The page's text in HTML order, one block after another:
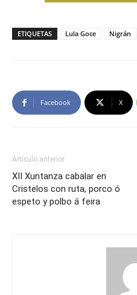
ETIQUETAS Lula Goce Nigrán
Facebook X
Artículo anterior
XII Xuntanza cabalar en
Cristelos con ruta, porco ó
espeto y polbo á feira